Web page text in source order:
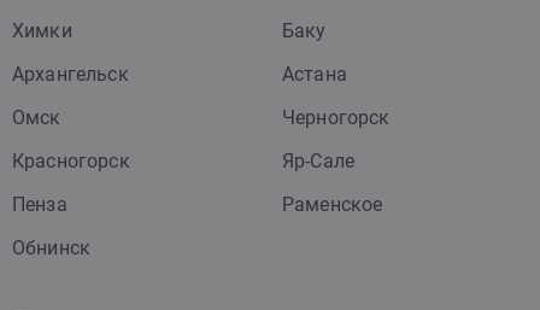
Химки
Баку
Архангельск
Астана
Омск
Черногорск
Красногорск
Яр-Сале
Пенза
Раменское
Обнинск